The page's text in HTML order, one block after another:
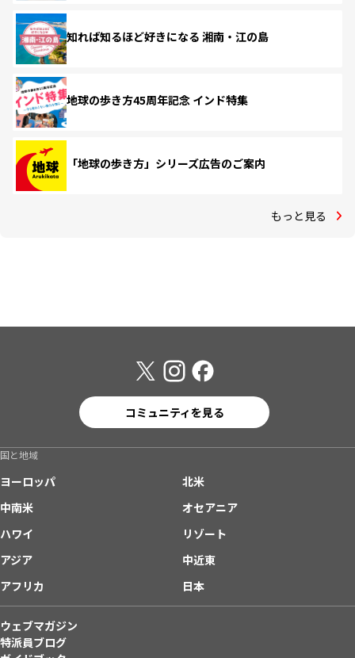
知れば知るほど好きになる 湘南・江の島
地球の歩き方45周年記念 インド特集
「地球の歩き方」シリーズ広告のご案内
もっと見る
コミュニティを見る
国と地域
ヨーロッパ
北米
中南米
オセアニア
ハワイ
リゾート
アジア
中近東
アフリカ
日本
ウェブマガジン
特派員ブログ